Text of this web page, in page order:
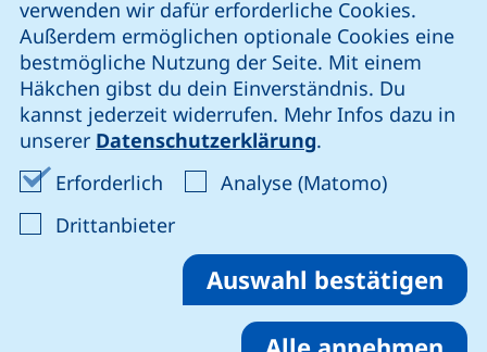
verwenden wir dafür erforderliche Cookies.
Außerdem ermöglichen optionale Cookies eine
bestmögliche Nutzung der Seite. Mit einem
Häkchen gibst du dein Einverständnis. Du
kannst jederzeit widerrufen. Mehr Infos dazu in
unserer Datenschutzerklärung.
Erforderlich Erforderliche Cookies akzeptieren
Analyse (Matomo)Analyse-
Drittanbieter: Cookies von Drittanbieter
Auswahl bestätigen
unsere Facebook-Seite (externer Link, öffnet neues
unsere LinkedIn-Seite (externer Link, öffnet
unsere Instagram-Seite (externer Link,
unsere YouTube-Seite (externer
Cookie-Einstellungen
Impressum
Datenschutz
Erklärung zur Barrierefreiheit